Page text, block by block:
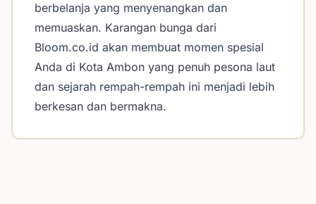
berbelanja yang menyenangkan dan
memuaskan. Karangan bunga dari
Bloom.co.id akan membuat momen spesial
Anda di Kota Ambon yang penuh pesona laut
dan sejarah rempah-rempah ini menjadi lebih
berkesan dan bermakna.